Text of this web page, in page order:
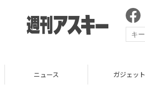
ニュース ガジェット